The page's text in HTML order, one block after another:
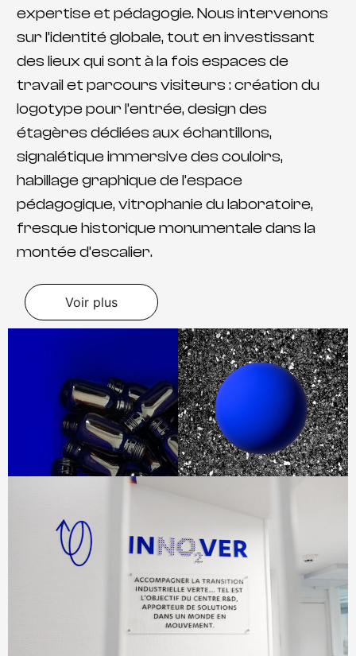
expertise et pédagogie. Nous intervenons
sur l’identité globale, tout en investissant
des lieux qui sont à la fois espaces de
travail et parcours visiteurs : création du
logotype pour l’entrée, design des
étagères dédiées aux échantillons,
signalétique immersive des couloirs,
habillage graphique de l’espace
pédagogique, vitrophanie du laboratoire,
fresque historique monumentale dans la
montée d’escalier.
Voir plus